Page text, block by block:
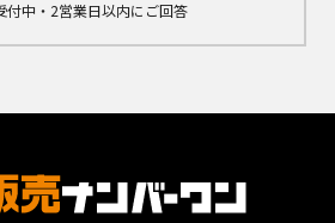
付中・2営業日以内にご回答